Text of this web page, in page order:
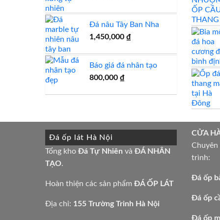
Đá nâu Tây Ban Nha
1,450,000 ₫
Báo giá đá nhân tạo
800,000 ₫
Đá ốp lát Hà Nội
Tổng kho Đá Tự Nhiên và ĐÁ NHÂN
TẠO.
Hoàn thiện các sản phẩm ĐÁ ỐP LÁT
Địa chỉ: 155 Trường Trinh Hà Nội
CỬA
trình:
Đá ốp
Đá ốp
Đá ốp